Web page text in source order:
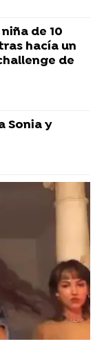
de 10
hacía un
de
Sonia y